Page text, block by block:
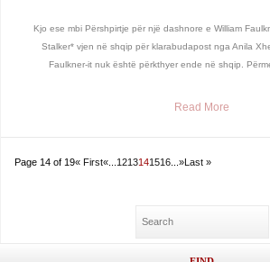
Kjo ese mbi Përshpirtje për një dashnore e William
Stalker* vjen në shqip për klarabudapost nga Anila
Faulkner-it nuk është përkthyer ende në shqip.
Read More
Page 14 of 19« First« 1213141516 »Last »